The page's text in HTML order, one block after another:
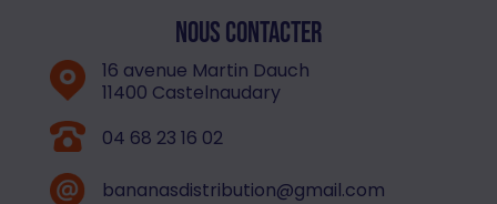
Nous contacter
16 avenue Martin Dauch
11400 Castelnaudary
04 68 23 16 02
bananasdistribution@gmail.com